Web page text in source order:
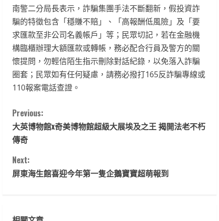
南警二分局長表示，詐騙集團手法不斷翻新，假投資詐
騙的特徵包含「穩賺不賠」、「高報酬低風險」及「要
求匯款至非公司名義帳戶」等；民眾切記，若在金融機
構臨櫃辦理大額匯款或轉帳，務必配合行員及警方的關
懷提問，勿輕信陌生指示刪除對話紀錄，以免落入詐騙
圈套；民眾如有任何疑慮，請務必撥打165反詐騙專線或
110報案電話查證。
C
o
n
t
Previous:
大英博物館x奇美博物館超級大展埃及之王 揭開法老不朽
傳奇
Next:
屏東海生館喜迎今年第一隻企鵝寶寶超萌報到